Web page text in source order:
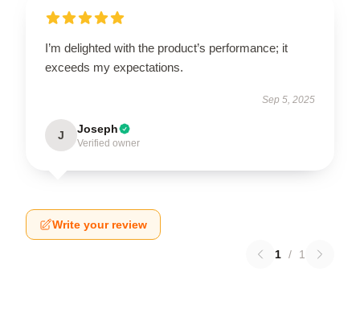
I’m delighted with the product’s performance; it
exceeds my expectations.
Sep 5, 2025
J Joseph
Verified owner
Write your review
1 / 1